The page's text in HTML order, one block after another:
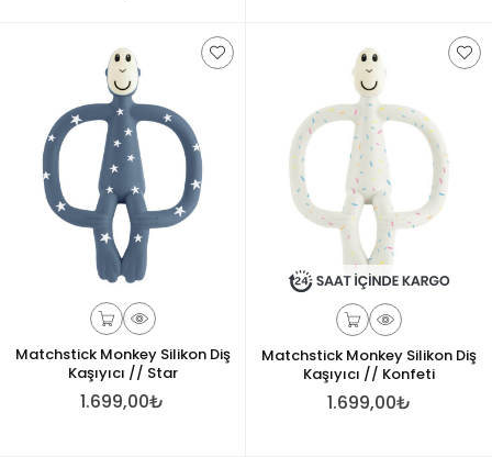
Matchstick Monkey Silikon Diş
Kaşıyıcı // Star
1.699,00₺
Matchstick Monkey Silikon Diş
Kaşıyıcı // Konfeti
1.699,00₺